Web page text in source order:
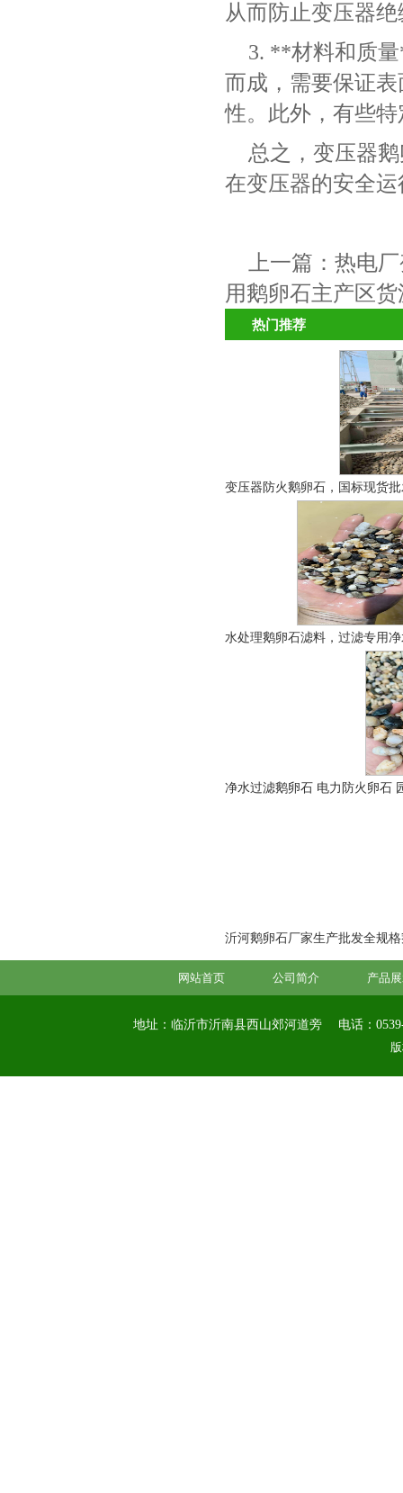
从而防止变压器
3. **材料和质
而成，需要保证
性。此外，有些
总之，变压器
在变压器的安全
上一篇： 热电
用鹅卵石主产区
热门推荐
变压器防火鹅卵石，国标现货
水处理鹅卵石滤料，过滤专用
净水过滤鹅卵石 电力防火卵石
沂河鹅卵石厂家生产批发全规
网站首页 公司简介 产品
地址：临沂市沂南县西山郊河道旁
电话：